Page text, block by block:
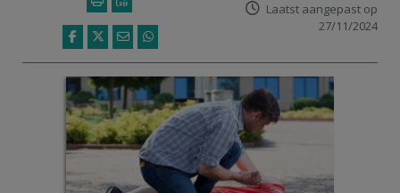
Laatst aangepast op
27/11/2024